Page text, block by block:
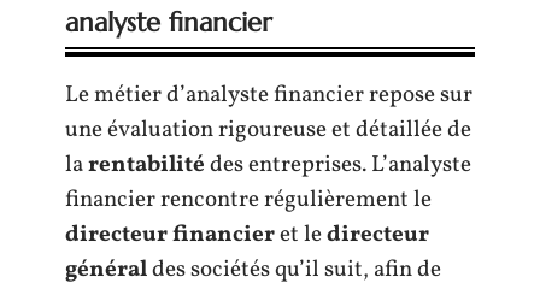
analyste financier
Le métier d’analyste financier repose sur
une évaluation rigoureuse et détaillée de
larentabilitédes entreprises. L’analyste
financier rencontre régulièrement le
directeur financieret ledirecteur
généraldes sociétés qu’il suit, afin de